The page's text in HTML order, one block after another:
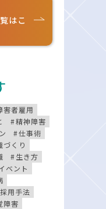
はこ
害者雇用
精神障害
仕事術
づくり
生き方
ベント
採用手法
障害